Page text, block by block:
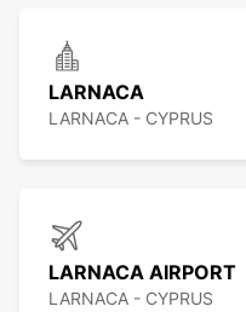
LARNACA
LARNACA - CYPRUS
LARNACA AIRPORT
LARNACA - CYPRUS